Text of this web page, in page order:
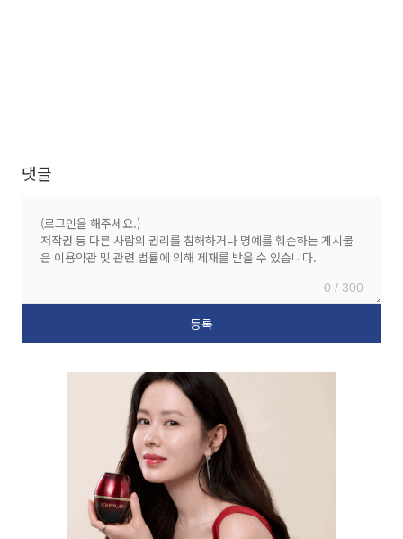
댓글
0 / 300